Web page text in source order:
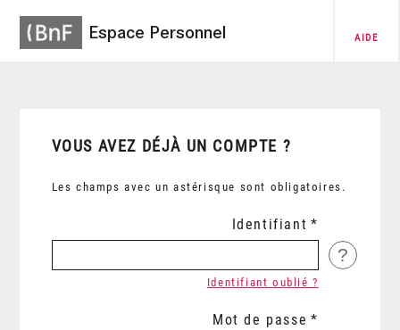
Espace Personnel AIDE
VOUS AVEZ DÉJÀ UN COMPTE ?
Les champs avec un astérisque sont obligatoires.
Identifiant
?
Identifiant oublié ?
Mot de passe